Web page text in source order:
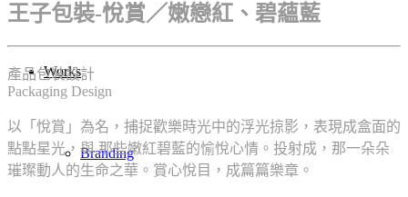
Works
Branding
王子包裝-悅賞／嫩戀紅、碧蘊藍
產品包裝設計
Packaging Design
以「悅賞」為名，捕捉歡樂時光中的浮光掠影，表現成盒面的
點點星光，與 那些嫩紅碧藍的愉悅心情。投射成，那一朵朵
璀璨動人的生命之華。賞心悅目，成篇篇樂章。